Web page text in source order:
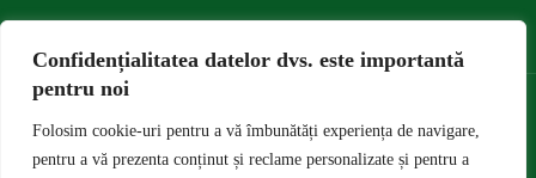
Confidențialitatea datelor dvs. este importantă
pentru noi
Folosim cookie-uri pentru a vă îmbunătăți experiența de navigare,
pentru a vă prezenta conținut și reclame personalizate și pentru a
Universitatea de Ştiinţe Agronomice şi Medicină Veterinară din Bucureşti